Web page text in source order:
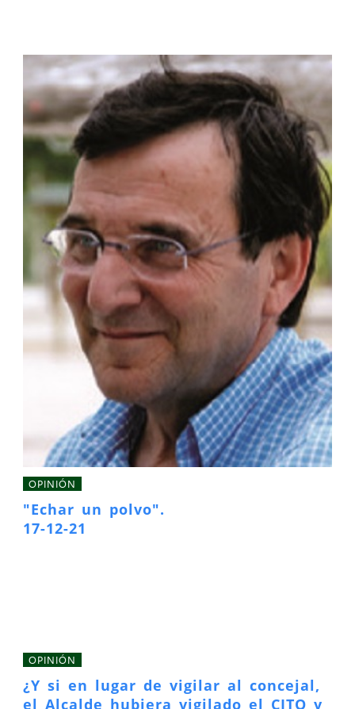
OPINIÓN
"Echar un polvo".
17-12-21
OPINIÓN
¿Y si en lugar de vigilar al concejal,
el Alcalde hubiera vigilado el CITO y